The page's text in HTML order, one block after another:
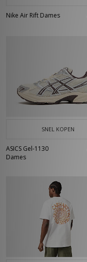
Nike Air Rift Dames
SNEL KOPEN
ASICS Gel-1130
Dames